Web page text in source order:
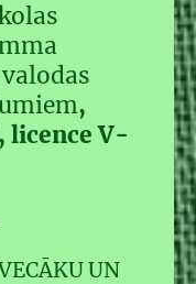
,
licence V-
UN